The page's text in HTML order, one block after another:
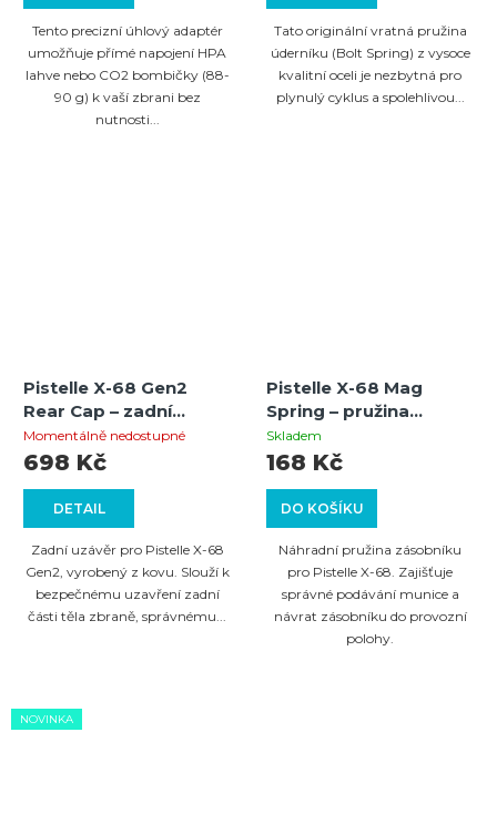
Tento precizní úhlový adaptér
umožňuje přímé napojení HPA
lahve nebo CO2 bombičky (88-
90 g) k vaší zbrani bez
nutnosti...
Tato originální vratná pružina
úderníku (Bolt Spring) z vysoce
kvalitní oceli je nezbytná pro
plynulý cyklus a spolehlivou...
Pistelle X-68 Gen2
Rear Cap – zadní
uzávěr (rear cap)
Momentálně nedostupné
DETAIL
698 Kč
Zadní uzávěr pro Pistelle X-68
Gen2, vyrobený z kovu. Slouží k
bezpečnému uzavření zadní
části těla zbraně, správnému...
Pistelle X-68 Mag
Spring – pružina
zásobníku
Skladem
DO KOŠÍKU
168 Kč
Náhradní pružina zásobníku
pro Pistelle X-68. Zajišťuje
správné podávání munice a
návrat zásobníku do provozní
polohy.
NOVINKA